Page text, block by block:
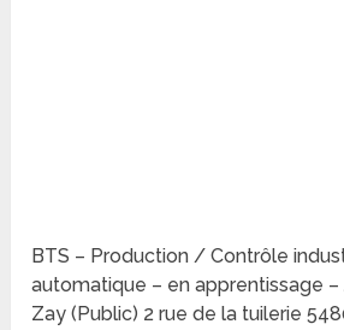
BTS – Production / Contrôle
automatique – en apprentissage –
Zay (Public) 2 rue de la tuilerie